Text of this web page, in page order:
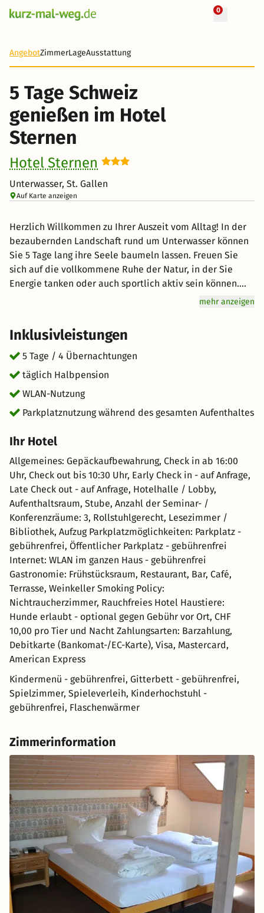
0
AngebotZimmerLageAusstattung
5 Tage Schweiz
genießen im Hotel
Sternen
Hotel Sternen
Unterwasser, St. Gallen
Auf Karte anzeigen
Herzlich Willkommen zu Ihrer Auszeit vom Alltag! In der
bezaubernden Landschaft rund um Unterwasser können
Sie 5 Tage lang ihre Seele baumeln lassen. Freuen Sie
sich auf die vollkommene Ruhe der Natur, in der Sie
Energie tanken oder auch sportlich aktiv sein können.
Nutzen Sie die einzigartige Umgebung für Radtouren und
Sie sich vom Halbpension-Angebot verwöhnen. Freuen
Sie sich auf hervorragenden Service und eine entspannte
Atmosphäre für einen einzigartigen Urlaub. kurz-mal-
weg.de wünscht Ihnen einen großartigen Aufenthalt im
schönen Unterwasser.
mehr anzeigen
Inklusivleistungen
5 Tage / 4 Übernachtungen
täglich Halbpension
WLAN-Nutzung
Parkplatznutzung während des gesamten Aufenthaltes
Ihr Hotel
Allgemeines: Gepäckaufbewahrung, Check in ab 16:00
Uhr, Check out bis 10:30 Uhr, Early Check in - auf Anfrage,
Late Check out - auf Anfrage, Hotelhalle / Lobby,
Aufenthaltsraum, Stube, Anzahl der Seminar- /
Konferenzräume: 3, Rollstuhlgerecht, Lesezimmer /
Bibliothek, Aufzug Parkplatzmöglichkeiten: Parkplatz -
gebührenfrei, Öffentlicher Parkplatz - gebührenfrei
Internet: WLAN im ganzen Haus - gebührenfrei
Gastronomie: Frühstücksraum, Restaurant, Bar, Café,
Terrasse, Weinkeller Smoking Policy:
Nichtraucherzimmer, Rauchfreies Hotel Haustiere:
Hunde erlaubt - optional gegen Gebühr vor Ort, CHF
10,00 pro Tier und Nacht Zahlungsarten: Barzahlung,
Debitkarte (Bankomat-/EC-Karte), Visa, Mastercard,
American Express
Kindermenü - gebührenfrei, Gitterbett - gebührenfrei,
Spielzimmer, Spieleverleih, Kinderhochstuhl -
gebührenfrei, Flaschenwärmer
Zimmerinformation